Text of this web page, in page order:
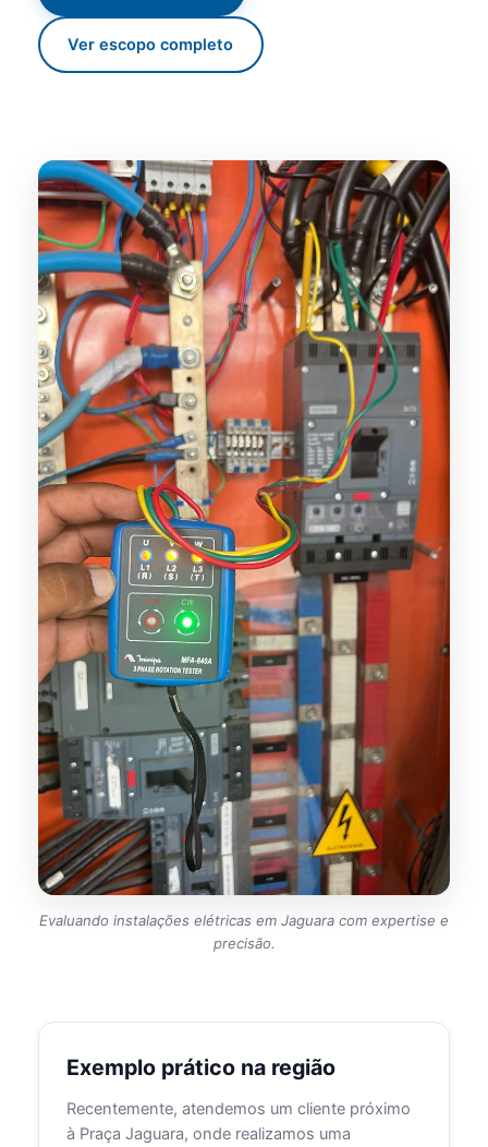
Ver escopo completo
Evaluando instalações elétricas em Jaguara com expertise e
precisão.
Exemplo prático na região
Recentemente, atendemos um cliente próximo
à Praça Jaguara, onde realizamos uma